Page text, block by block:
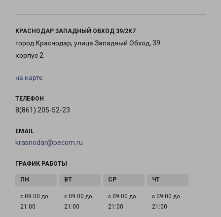
КРАСНОДАР ЗАПАДНЫЙ ОБХОД 39/2К7
город Краснодар, улица Западный Обход, 39
корпус 2
на карте
ТЕЛЕФОН
8(861) 205-52-23
EMAIL
krasnodar@pecom.ru
ГРАФИК РАБОТЫ
с 09:00 до
21:00
с 09:00 до
21:00
с 09:00 до
21:00
с 09:00 до
21:00